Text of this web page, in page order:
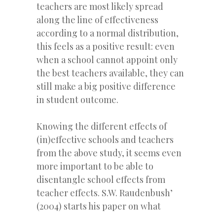
teachers are most likely spread
along the line of effectiveness
according to a normal distribution,
this feels as a positive result: even
when a school cannot appoint only
the best teachers available, they can
still make a big positive difference
in student outcome.
Knowing the different effects of
(in)effective schools and teachers
from the above study, it seems even
more important to be able to
disentangle school effects from
teacher effects. S.W. Raudenbush’
(2004) starts his paper on what